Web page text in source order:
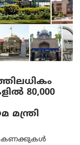
80,000
മന്ത്രി
കണക്കുകൾ